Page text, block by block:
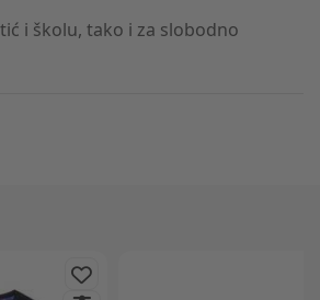
i školu, tako i za slobodno